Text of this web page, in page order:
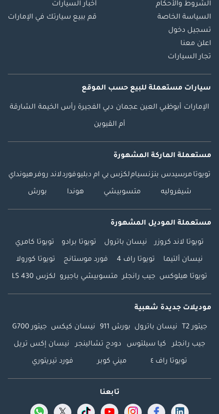
الشروط والأحكام
السياسة الخاصة
تسجيل دخول
اعلن معنا
تجار السيارات
أخبار السيارات
قم ببيع سيارتك في الإمارات
سيارات مستعملة للبيع حسب الموقع
الإمارات أبوظبي العين عجمان دبي الفجيرة رأس الخيمة الشارقة
أم القيوين
مستعملة الماركة المشهورة
تويوتا مرسيدس بنزنسياملكزس بي ام دبليوفوردلاند روفرهيونداي
شيفروليه متسوبيشي هوندا بورش
مستعملة الموديل المشهورة
تويوتا لاند كروزر نيسان باترول تويوتا برادو تويوتا كامري
نيسان ألتيما تويوتا راف 4 فورد موستانج تويوتا كورولا
تويوتا هيلوكس جيب رانجلر متسوبيشي باجيرو لكزس LS 430
موديلات جديدة شعبية
جيتور T2 نيسان باترول بورش 911 نيسان كيكس جيتور G700
جيب رانجلر كيا سيلتوس دودج تشالينجر نيسان إكس تريل
تويوتا راف ٤ ميني كوبر فورد تيريتوري
تابعنا